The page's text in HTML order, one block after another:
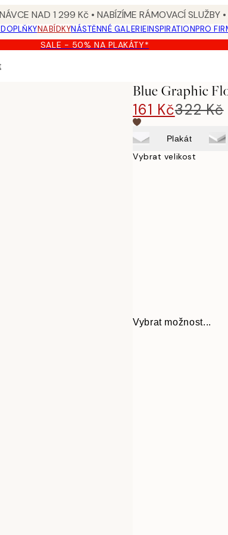
NAD 1 299 Kč • NABÍZÍME RÁMOVACÍ SLUŽBY
NABÍDKYNÁSTĚNNÉ GALERIEINSPIRATIONPRO
SALE - 50% NA PLAKÁTY*
Blue Graphic
161 Kč322 Kč
Plakát
Vybrat velikost
Vybrat možnost...